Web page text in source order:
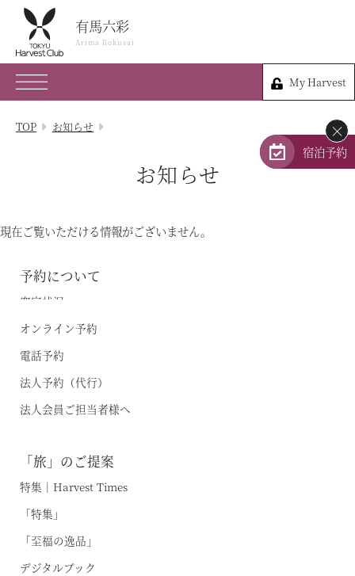
有馬六彩
Arima Rokusai
My Harvest
有馬六彩
Arima Rokusai
078-903-1109
兵庫県神戸市北区有馬町341-1
My Harvest
宿泊プラン
体験 & イベントガイド
客室 / 料金
温泉
お知らせ
TOP お知らせ
お知らせ
現在ご覧いただける情報がございません。
×
宿泊予約
予約について
空室状況
オンライン予約
電話予約
法人予約（代行）
法人会員ご担当者様へ
「旅」のご提案
特集｜Harvest Times
「特集」
「至福の逸品」
デジタルブック